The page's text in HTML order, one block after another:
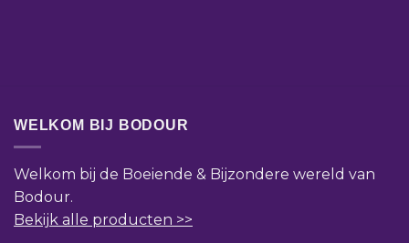
WELKOM BIJ BODOUR
Welkom bij de Boeiende & Bijzondere wereld van
Bodour.
Bekijk alle producten >>